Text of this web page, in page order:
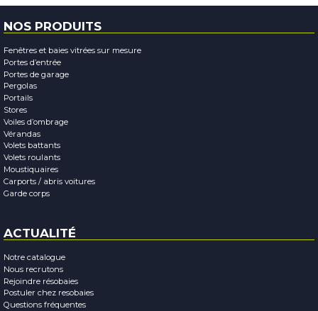
NOS PRODUITS
Fenêtres et baies vitrées sur mesure
Portes d’entrée
Portes de garage
Pergolas
Portails
Stores
Voiles d’ombrage
Vérandas
Volets battants
Volets roulants
Moustiquaires
Carports / abris voitures
Garde corps
ACTUALITÉ
Notre catalogue
Nous recrutons
Rejoindre résobaies
Postuler chez resobaies
Questions fréquentes